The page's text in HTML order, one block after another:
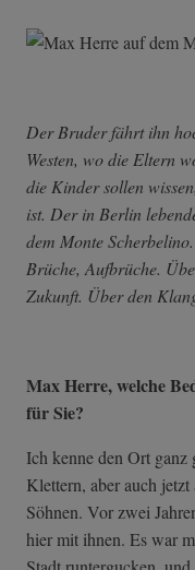
Der Bruder fährt ihn
Westen, wo die Eltern
die Kinder sollen
ist. Der in Berlin
dem Monte
Brüche, Aufbrüche.
Zukunft. Über den
Max Herre, welche
für Sie?
Ich kenne den Ort
Klettern, aber auch
Söhnen. Vor zwei
hier mit ihnen. Es war